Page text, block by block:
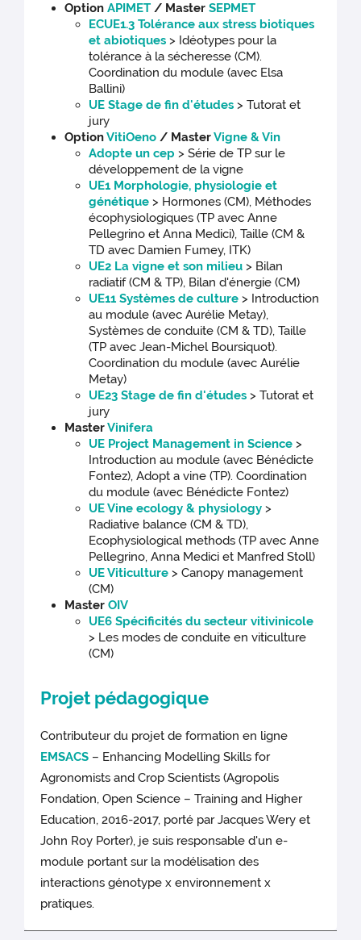
OptionAPIMET / MasterSEPMET
ECUE1.3 Tolérance aux stress biotiques
et abiotiques > Idéotypes pour la
tolérance à la sécheresse (CM).
Coordination du module (avec Elsa
Ballini)
UE Stage de fin d'études > Tutorat et
jury
OptionVitiOeno / MasterVigne & Vin
Adopte un cep > Série de TP sur le
développement de la vigne
UE1 Morphologie, physiologie et
génétique > Hormones (CM), Méthodes
écophysiologiques (TP avec Anne
Pellegrino et Anna Medici), Taille (CM &
TD avec Damien Fumey, ITK)
UE2 La vigne et son milieu > Bilan
radiatif (CM & TP), Bilan d'énergie (CM)
UE11 Systèmes de culture > Introduction
au module (avec Aurélie Metay),
Systèmes de conduite (CM & TD), Taille
(TP avec Jean-Michel Boursiquot).
Coordination du module (avec Aurélie
Metay)
UE23 Stage de fin d'études > Tutorat et
jury
MasterVinifera
UE Project Management in Science >
Introduction au module (avec Bénédicte
Fontez), Adopt a vine (TP). Coordination
du module (avec Bénédicte Fontez)
UE Vine ecology & physiology >
Radiative balance (CM & TD),
Ecophysiological methods (TP avec Anne
Pellegrino, Anna Medici et Manfred Stoll)
UE Viticulture > Canopy management
(CM)
MasterOIV
UE6 Spécificités du secteur vitivinicole
> Les modes de conduite en viticulture
(CM)
Projet pédagogique
Contributeur du projet de formation en ligne
EMSACS – Enhancing Modelling Skills for
Agronomists and Crop Scientists (Agropolis
Fondation, Open Science – Training and Higher
Education, 2016-2017, porté par Jacques Wery et
John Roy Porter), je suis responsable d'un e-
module portant sur la modélisation des
interactions génotype x environnement x
pratiques.